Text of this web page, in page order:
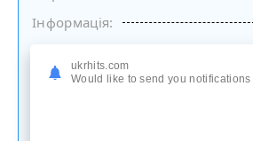
Інформація:
Слухати
на сайті
ukrhits.com
Would like to send you notifications